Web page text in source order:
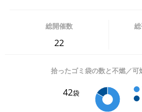
総開催数
22
拾ったゴミ袋の数と不燃／可
42袋